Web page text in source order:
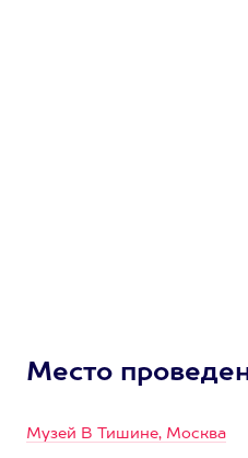
Место
Музей В Тишине, Москва